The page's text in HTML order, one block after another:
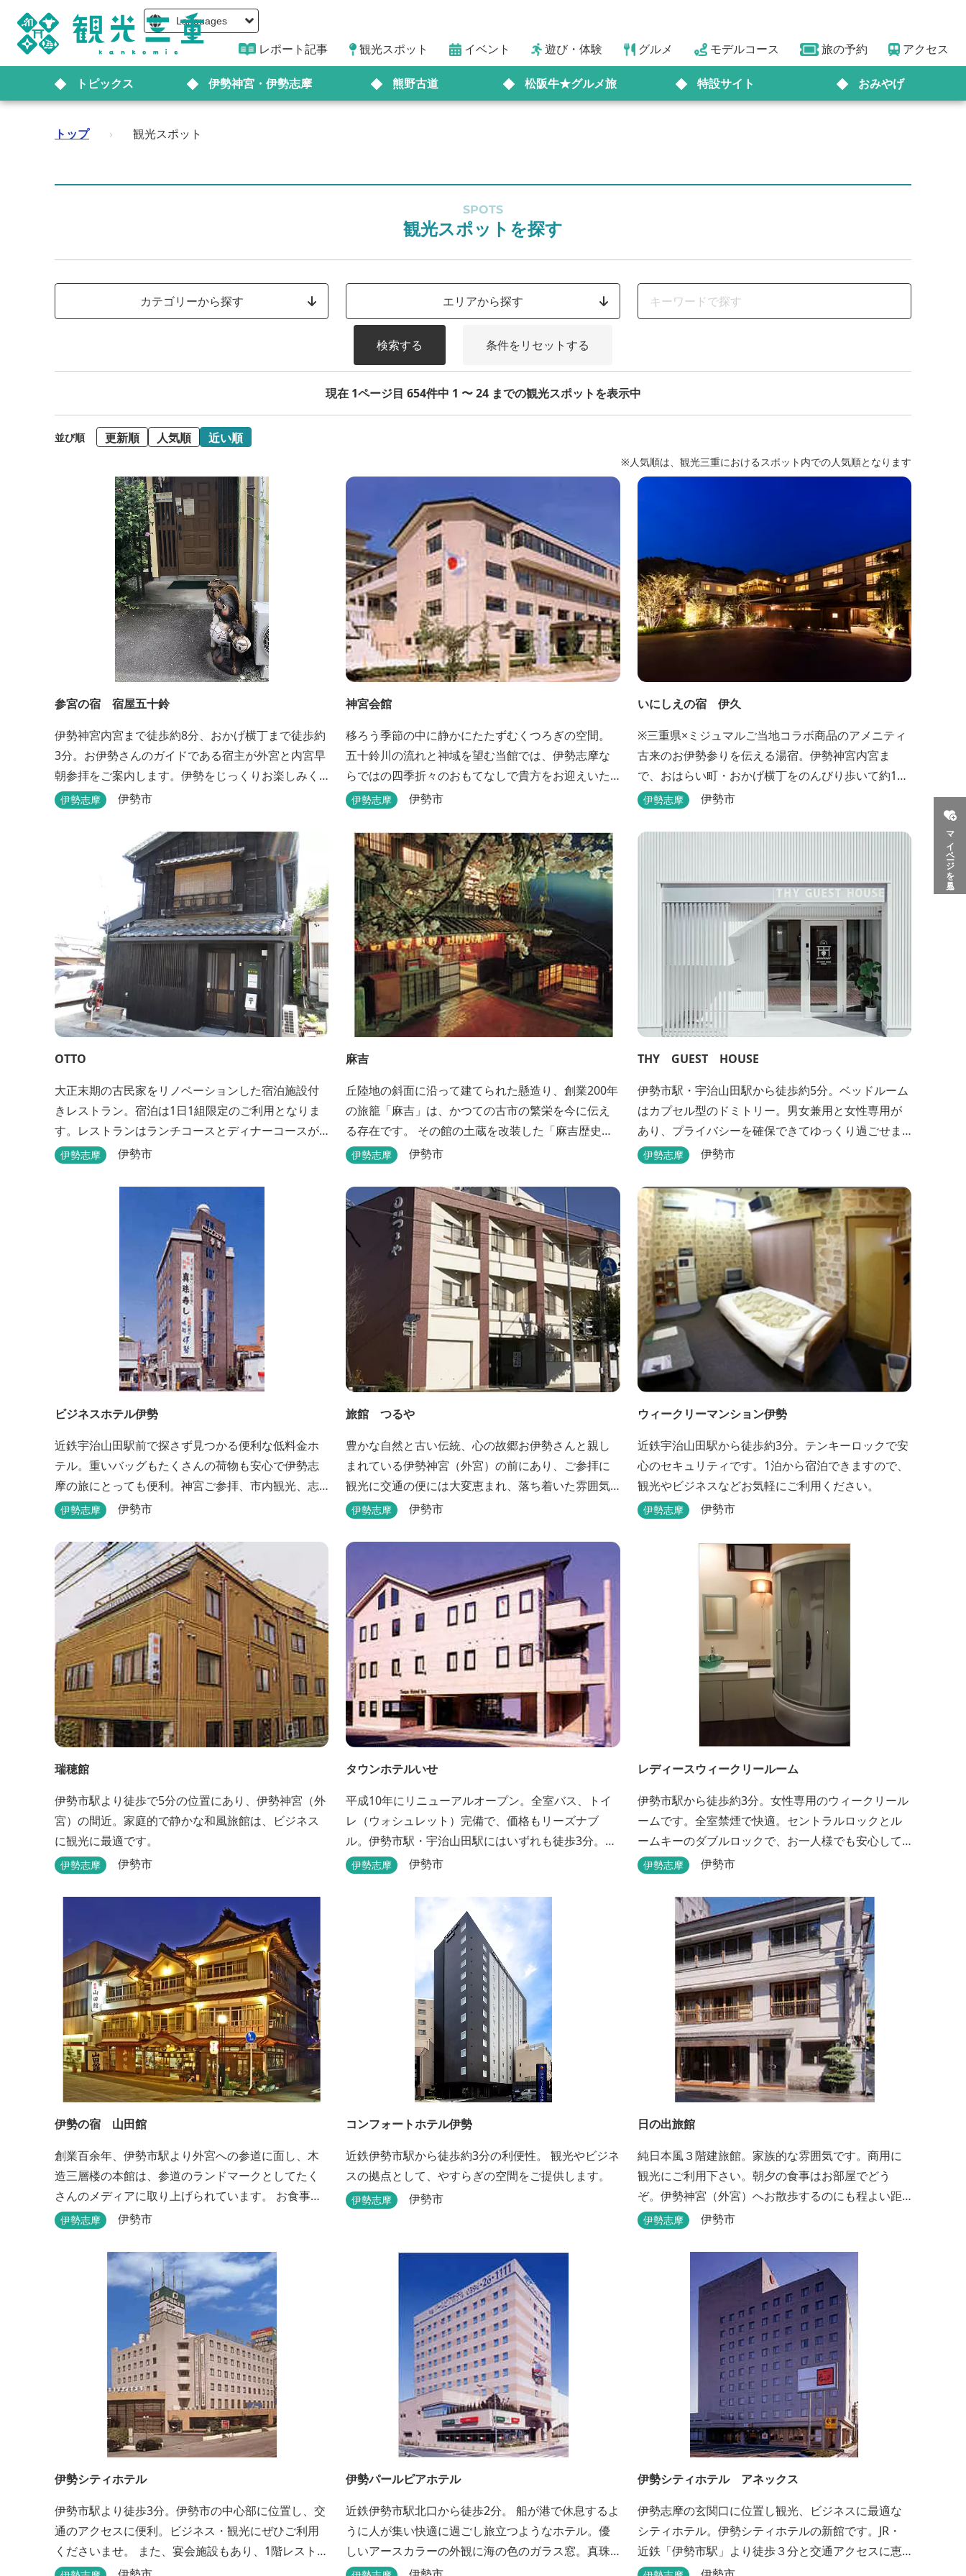
Languages
レポート記事 観光スポット イベント 遊び・体験 グルメ モデルコース 旅の予約 アクセス
トピックス 伊勢神宮・伊勢志摩 熊野古道 松阪牛★グルメ旅 特設サイト おみやげ
マイページを見る
トップ › 観光スポット
SPOTS
観光スポットを探す
カテゴリーから探す エリアから探す
検索する 条件をリセットする
現在 1ページ目 654件中 1 〜 24 までの観光スポットを表示中
並び順 更新順 人気順 近い順
※人気順は、観光三重におけるスポット内での人気順となります
参宮の宿 宿屋五十鈴
伊勢神宮内宮まで徒歩約8分、おかげ横丁まで徒歩約
3分。お伊勢さんのガイドである宿主が外宮と内宮早
朝参拝をご案内します。伊勢をじっくりお楽しみく
ださい。
伊勢志摩 伊勢市
神宮会館
移ろう季節の中に静かにたたずむくつろぎの空間。
五十鈴川の流れと神域を望む当館では、伊勢志摩な
らではの四季折々のおもてなしで貴方をお迎えいた
します。伊勢神宮（内宮）に歩いて５分。早朝参拝
伊勢志摩 伊勢市
いにしえの宿 伊久
※三重県×ミジュマルご当地コラボ商品のアメニティ
古来のお伊勢参りを伝える湯宿。伊勢神宮内宮ま
で、おはらい町・おかげ横丁をのんびり歩いて約15
分。 部屋・風呂の前に広がる豊かな森は、そのまま
っている・・そんな気持ちになる宿です。 館内には2
伊勢志摩 伊勢市
OTTO
大正末期の古民家をリノベーションした宿泊施設付
きレストラン。宿泊は1日1組限定のご利用となりま
す。レストランはランチコースとディナーコースが
あります。
伊勢志摩 伊勢市
麻吉
丘陸地の斜面に沿って建てられた懸造り、創業200年
の旅籠「麻吉」は、かつての古市の繁栄を今に伝え
る存在です。 その館の土蔵を改装した「麻吉歴史
館」には、往時を物語る品々が蔵出しされ、お伊勢
伊勢志摩 伊勢市
THY GUEST HOUSE
伊勢市駅・宇治山田駅から徒歩約5分。ベッドルーム
はカプセル型のドミトリー。男女兼用と女性専用が
あり、プライバシーを確保できてゆっくり過ごせま
す。
伊勢志摩 伊勢市
ビジネスホテル伊勢
近鉄宇治山田駅前で探さず見つかる便利な低料金ホ
テル。重いバッグもたくさんの荷物も安心で伊勢志
摩の旅にとっても便利。神宮ご参拝、市内観光、志
摩方面へのお出かけに最適です。
伊勢志摩 伊勢市
旅館 つるや
豊かな自然と古い伝統、心の故郷お伊勢さんと親し
まれている伊勢神宮（外宮）の前にあり、ご参拝に
観光に交通の便には大変恵まれ、落ち着いた雰囲気
と家庭的な気楽さでご愛顧を頂いております。
伊勢志摩 伊勢市
ウィークリーマンション伊勢
近鉄宇治山田駅から徒歩約3分。テンキーロックで安
心のセキュリティです。1泊から宿泊できますので、
観光やビジネスなどお気軽にご利用ください。
伊勢志摩 伊勢市
瑞穂館
伊勢市駅より徒歩で5分の位置にあり、伊勢神宮（外
宮）の間近。家庭的で静かな和風旅館は、ビジネス
に観光に最適です。
伊勢志摩 伊勢市
タウンホテルいせ
平成10年にリニューアルオープン。全室バス、トイ
レ（ウォシュレット）完備で、価格もリーズナブ
ル。伊勢市駅・宇治山田駅にはいずれも徒歩3分。ビ
ジネスに観光にピンクの外壁が目印です。
伊勢志摩 伊勢市
レディースウィークリールーム
伊勢市駅から徒歩約3分。女性専用のウィークリール
ームです。全室禁煙で快適。セントラルロックとル
ームキーのダブルロックで、お一人様でも安心して
宿泊できます。
伊勢志摩 伊勢市
伊勢の宿 山田館
創業百余年、伊勢市駅より外宮への参道に面し、木
造三層楼の本館は、参道のランドマークとしてたく
さんのメディアに取り上げられています。 お食事も
伊勢志摩の食材をお値打ちに堪能できるとご好評い
伊勢志摩 伊勢市
コンフォートホテル伊勢
近鉄伊勢市駅から徒歩約3分の利便性。 観光やビジネ
スの拠点として、やすらぎの空間をご提供します。
伊勢志摩 伊勢市
日の出旅館
純日本風３階建旅館。家族的な雰囲気です。商用に
観光にご利用下さい。朝夕の食事はお部屋でどう
ぞ。伊勢神宮（外宮）へお散歩するのにも程よい距
離です。
伊勢志摩 伊勢市
伊勢シティホテル
伊勢市駅より徒歩3分。伊勢市の中心部に位置し、交
通のアクセスに便利。ビジネス・観光にぜひご利用
くださいませ。 また、宴会施設もあり、1階レストラ
ン「石かわ」では本場松阪牛をお楽しみいただけま
伊勢パールピアホテル
近鉄伊勢市駅北口から徒歩2分。 船が港で休息するよ
うに人が集い快適に過ごし旅立つようなホテル。優
しいアースカラーの外観に海の色のガラス窓。真珠
の桟橋と名付けたホテルは伊勢志摩の自然保護への
伊勢シティホテル アネックス
伊勢志摩の玄関口に位置し観光、ビジネスに最適な
シティホテル。伊勢シティホテルの新館です。JR・
近鉄「伊勢市駅」より徒歩３分と交通アクセスに恵
まれ、ビジネス・観光の拠点として皆様に広くご利